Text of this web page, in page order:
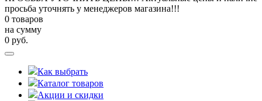
просьба уточнять у менеджеров магазина!!!
0 товаров
на сумму
0 руб.
Как выбрать
Каталог товаров
Акции и скидки